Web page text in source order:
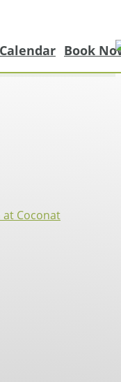
Calendar Book
at Coconat